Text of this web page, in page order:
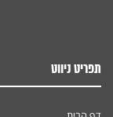
תפריט ניווט